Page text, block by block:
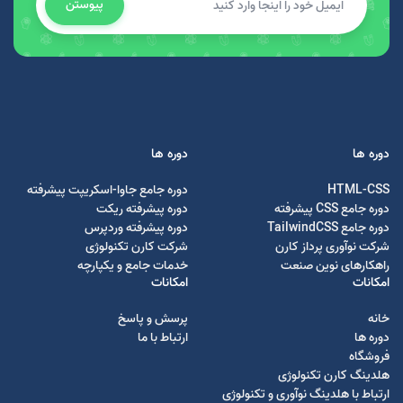
پیوستن
دوره ها
HTML-CSS
دوره جامع CSS پیشرفته
دوره جامع TailwindCSS
شرکت نوآوری پرداز کارن
راهکارهای نوین صنعت
دوره ها
دوره جامع جاوا-اسکریپت پیشرفته
دوره پیشرفته ریکت
دوره پیشرفته وردپرس
شرکت کارن تکنولوژی
خدمات جامع و یکپارچه
امکانات
خانه
دوره ها
فروشگاه
هلدینگ کارن تکنولوژی
ارتباط با هلدینگ نوآوری و تکنولوژی
امکانات
پرسش و پاسخ
ارتباط با ما